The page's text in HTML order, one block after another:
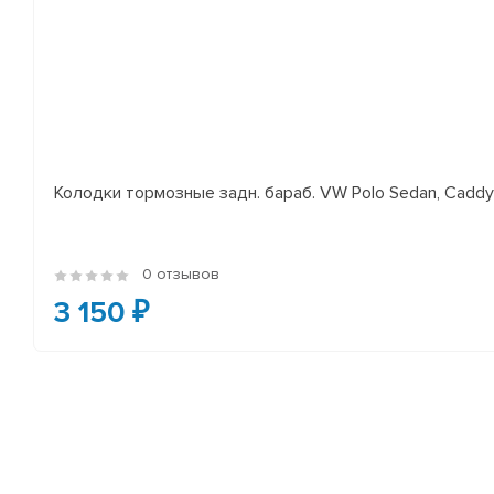
Колодки тормозные задн. бараб. VW Polo Sedan, Caddy
0 отзывов
3 150 ₽